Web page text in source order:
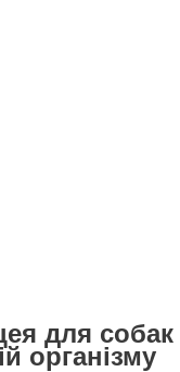
для
організму